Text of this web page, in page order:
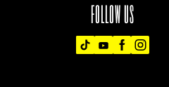
FOLLOW US